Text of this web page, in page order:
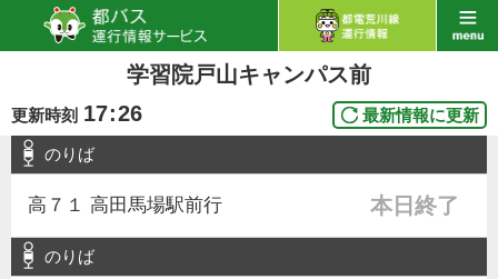
学習院戸山キャンパス前
更新時刻 17:26 最新情報に更新
のりば
高７１ 高田馬場駅前行 本日終了
のりば